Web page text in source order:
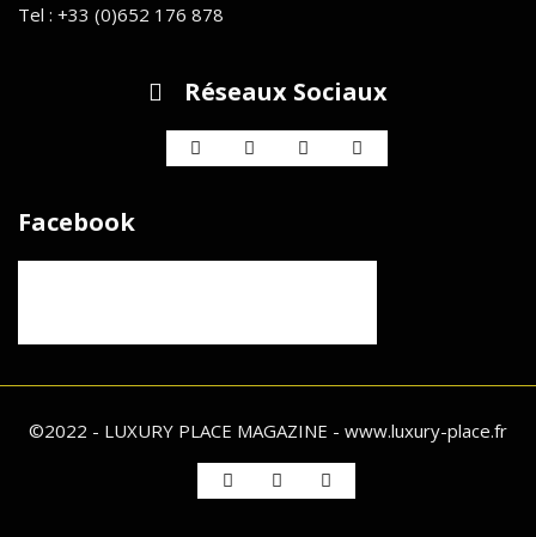
Tel : +33 (0)652 176 878
Réseaux Sociaux
Facebook
©2022 - LUXURY PLACE MAGAZINE - www.luxury-place.fr